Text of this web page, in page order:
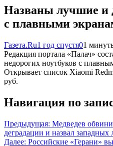
Названы лучшие и
с плавными
Газета.Ru1 год спустя01
Редакция портала «Палач»
недорогих ноутбуков с
Открывает список Xiaomi
руб.
Навигация по
Предыдущая: Медведев
деградации и назвал
Далее: Российские «Герани»